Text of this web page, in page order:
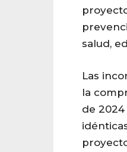
salud,
Las
la
de